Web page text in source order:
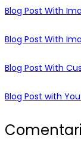
Blog Post With
Blog Post With
Blog Post With
Blog Post with